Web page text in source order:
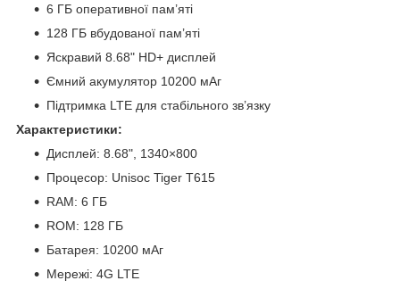
6 ГБ оперативної пам’яті
128 ГБ вбудованої пам’яті
Яскравий 8.68" HD+ дисплей
Ємний акумулятор 10200 мАг
Підтримка LTE для стабільного зв’язку
Характеристики:
Дисплей: 8.68", 1340×800
Процесор: Unisoc Tiger T615
RAM: 6 ГБ
ROM: 128 ГБ
Батарея: 10200 мАг
Мережі: 4G LTE